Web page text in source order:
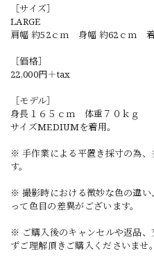
［サイズ］
LARGE
肩幅 約52ｃｍ 身幅 約62ｃｍ
［価格］
22,000円＋tax
［モデル］
身長１６５ｃｍ 体重７０ｋｇ
サイズMEDIUMを着用。
※ 手作業による平置き採寸の為
す。
※ 撮影時における微妙な色の違
って色目の差異がございます。
※ ご購入後のキャンセルや返品
ずご理解頂きご購入くださいませ。